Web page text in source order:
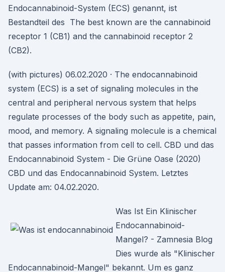
Endocannabinoid-System (ECS) genannt, ist
Bestandteil des The best known are the cannabinoid
receptor 1 (CB1) and the cannabinoid receptor 2
(CB2).
(with pictures) 06.02.2020 · The endocannabinoid
system (ECS) is a set of signaling molecules in the
central and peripheral nervous system that helps
regulate processes of the body such as appetite, pain,
mood, and memory. A signaling molecule is a chemical
that passes information from cell to cell. CBD und das
Endocannabinoid System - Die Grüne Oase (2020)
CBD und das Endocannabinoid System. Letztes
Update am: 04.02.2020.
Was Ist Ein Klinischer
Endocannabinoid-
Mangel? - Zamnesia Blog
Dies wurde als "Klinischer
Endocannabinoid-Mangel" bekannt. Um es ganz